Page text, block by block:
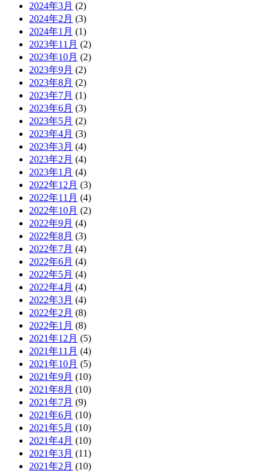
2024年3月 (2)
2024年2月 (3)
2024年1月 (1)
2023年11月 (2)
2023年10月 (2)
2023年9月 (2)
2023年8月 (2)
2023年7月 (1)
2023年6月 (3)
2023年5月 (2)
2023年4月 (3)
2023年3月 (4)
2023年2月 (4)
2023年1月 (4)
2022年12月 (3)
2022年11月 (4)
2022年10月 (2)
2022年9月 (4)
2022年8月 (3)
2022年7月 (4)
2022年6月 (4)
2022年5月 (4)
2022年4月 (4)
2022年3月 (4)
2022年2月 (8)
2022年1月 (8)
2021年12月 (5)
2021年11月 (4)
2021年10月 (5)
2021年9月 (10)
2021年8月 (10)
2021年7月 (9)
2021年6月 (10)
2021年5月 (10)
2021年4月 (10)
2021年3月 (11)
2021年2月 (10)